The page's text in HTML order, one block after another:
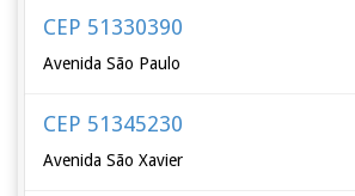
CEP 51330390
Avenida São Paulo
CEP 51345230
Avenida São Xavier